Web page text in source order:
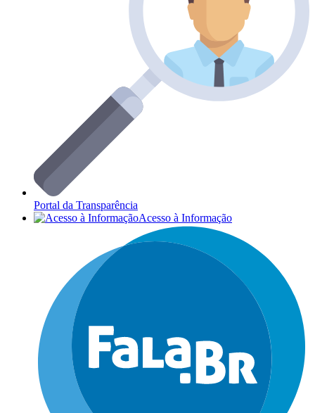
Portal da Transparência
Acesso à Informação